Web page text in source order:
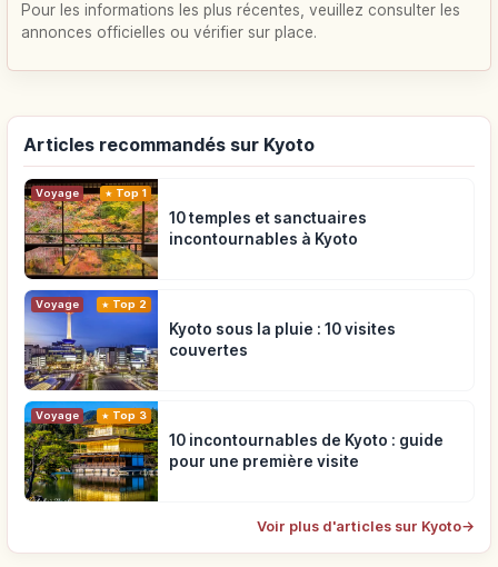
Pour les informations les plus récentes, veuillez consulter les
annonces officielles ou vérifier sur place.
Articles recommandés sur Kyoto
Voyage Top 1
10 temples et sanctuaires
incontournables à Kyoto
Voyage Top 2
Kyoto sous la pluie : 10 visites
couvertes
Voyage Top 3
10 incontournables de Kyoto : guide
pour une première visite
Voir plus d'articles sur Kyoto→